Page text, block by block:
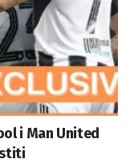
i Man United